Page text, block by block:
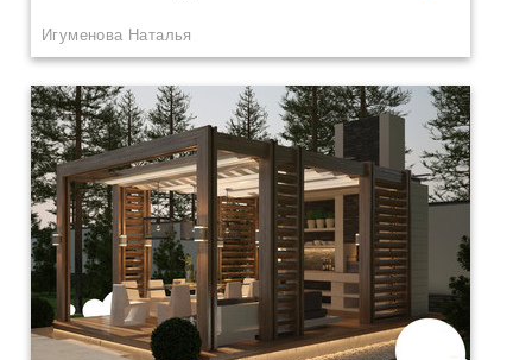
Игуменова Наталья